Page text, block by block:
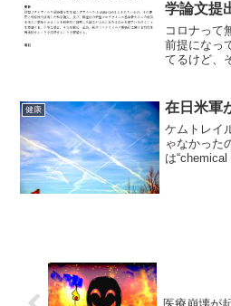
学論文提
コロナって
前提になっ
てるけど、
どこ？も
に言ってる
ら、ちゃん
だってー。
健康 在日米軍
ケムトレイ
ゃなかった
は